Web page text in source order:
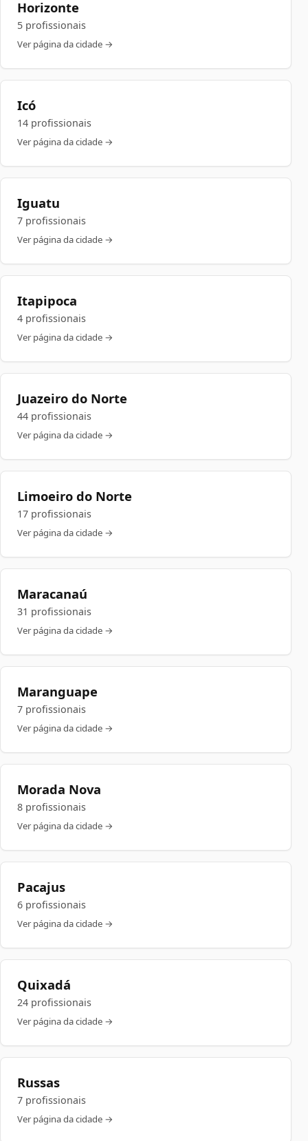
Horizonte
5 profissionais
Ver página da cidade →
Icó
14 profissionais
Ver página da cidade →
Iguatu
7 profissionais
Ver página da cidade →
Itapipoca
4 profissionais
Ver página da cidade →
Juazeiro do Norte
44 profissionais
Ver página da cidade →
Limoeiro do Norte
17 profissionais
Ver página da cidade →
Maracanaú
31 profissionais
Ver página da cidade →
Maranguape
7 profissionais
Ver página da cidade →
Morada Nova
8 profissionais
Ver página da cidade →
Pacajus
6 profissionais
Ver página da cidade →
Quixadá
24 profissionais
Ver página da cidade →
Russas
7 profissionais
Ver página da cidade →